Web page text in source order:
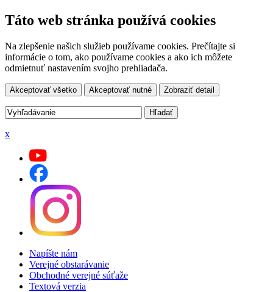
Táto web stránka používá cookies
Na zlepšenie našich služieb používame cookies. Prečítajte si
informácie o tom, ako používame cookies a ako ich môžete
odmietnuť nastavením svojho prehliadača.
Akceptovať všetko Akceptovať nutné Zobraziť detail
x
Napíšte nám
Verejné obstarávanie
Obchodné verejné súťaže
Textová verzia